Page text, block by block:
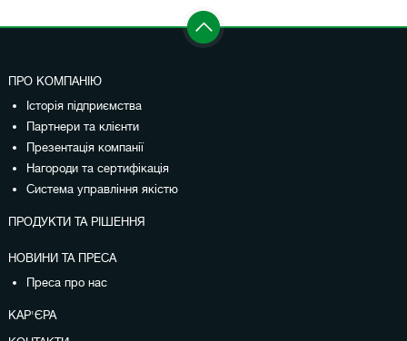
ПРО КОМПАНІЮ
Історія підприємства
Партнери та клієнти
Презентація компанії
Нагороди та сертифікація
Система управління якістю
ПРОДУКТИ ТА РІШЕННЯ
НОВИНИ ТА ПРЕСА
Преса про нас
КАР'ЄРА